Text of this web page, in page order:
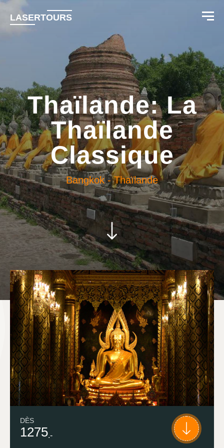
LASERTOURS
Thaïlande: La
Thaïlande
Classique
Bangkok-Thaïlande
DÈS
1275.-